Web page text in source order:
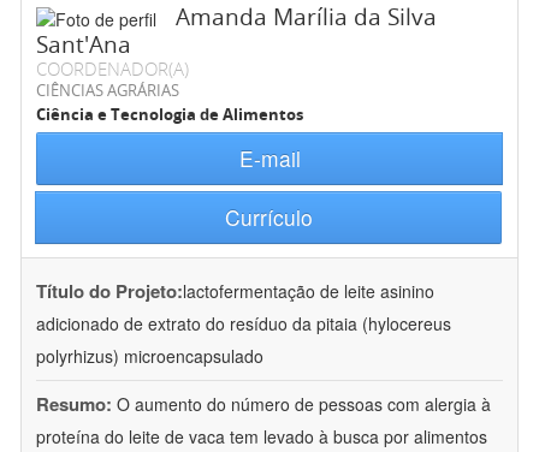
Amanda Marília da Silva
Sant'Ana
COORDENADOR(A)
CIÊNCIAS AGRÁRIAS
Ciência e Tecnologia de Alimentos
E-mail
Currículo
Título do Projeto:lactofermentação de leite asinino
adicionado de extrato do resíduo da pitaia (hylocereus
polyrhizus) microencapsulado
Resumo: O aumento do número de pessoas com alergia à
proteína do leite de vaca tem levado à busca por alimentos